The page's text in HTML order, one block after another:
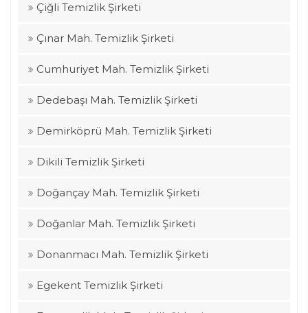
Çiğli Temizlik Şirketi
Çınar Mah. Temizlik Şirketi
Cumhuriyet Mah. Temizlik Şirketi
Dedebaşı Mah. Temizlik Şirketi
Demirköprü Mah. Temizlik Şirketi
Dikili Temizlik Şirketi
Doğançay Mah. Temizlik Şirketi
Doğanlar Mah. Temizlik Şirketi
Donanmacı Mah. Temizlik Şirketi
Egekent Temizlik Şirketi